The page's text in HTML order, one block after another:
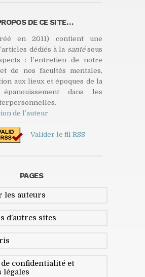
DE CE SITE…
en 2011) contient une
dédiés à la santésous
: l’entretien de notre
de nos facultés mentales,
aux lieux et époques de la
dans les
de l’auteur
— Valider le fil RSS
PAGES
les auteurs
d’autres sites
confidentialité et
légales